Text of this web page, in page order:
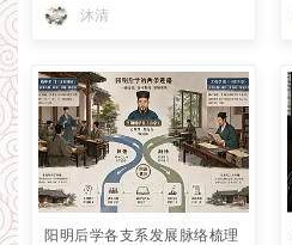
沐清
阳明后学各支系发展脉络梳理